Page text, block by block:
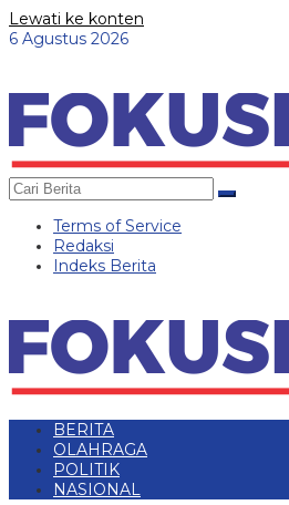
Lewati ke konten
6 Agustus 2026
Terms of Service
Redaksi
Indeks Berita
BERITA
OLAHRAGA
POLITIK
NASIONAL